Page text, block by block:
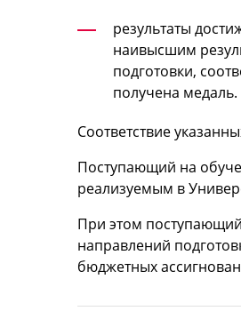
результаты
наивысшим
подготовки,
получена медаль.
Соответствие
Поступающий на
реализуемым в
При этом
направлений
бюджетных